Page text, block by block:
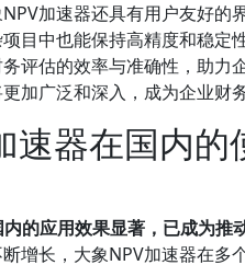
加速器还具有用户友好
目中也能保持高精度和稳定
评估的效率与准确性，助力
加广泛和深入，成为企业财
速器在国内
的应用效果显著，已成为推
增长，大象NPV加速器在